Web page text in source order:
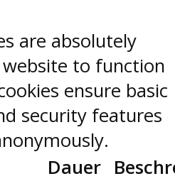
are absolutely
to function
ensure basic
security features
Dauer